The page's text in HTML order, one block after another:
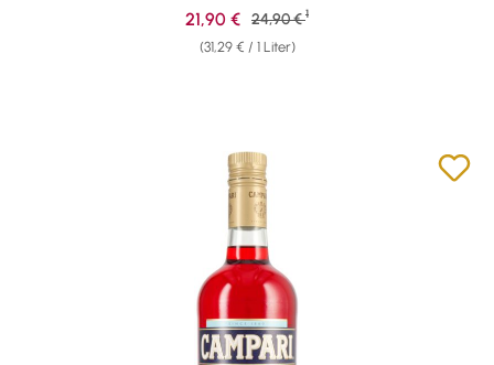
(31,29 € / 1 Liter)
Verkaufspreis:
21,90 € Regulärer Preis:
24,90 € 1